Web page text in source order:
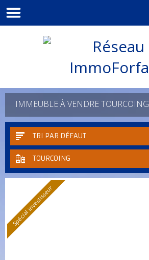
IMMEUBLE À VENDRE TOURCOING
TRI PAR DÉFAUT
TOURCOING
Spécial investisseur